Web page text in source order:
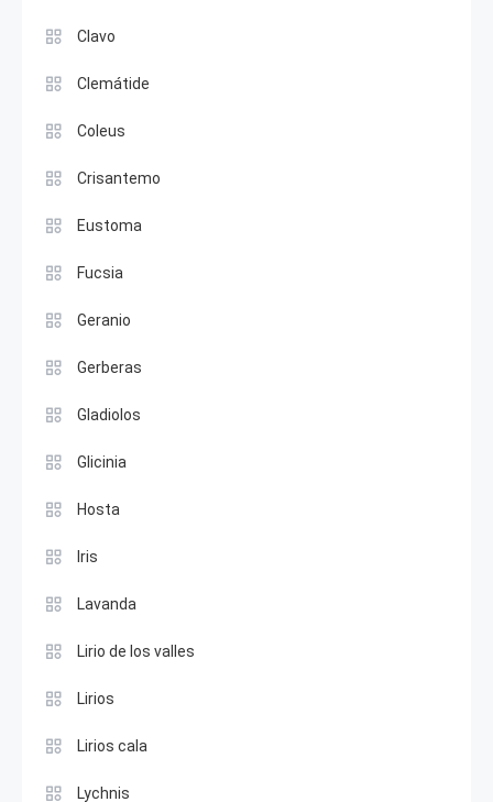
Clavo
Clemátide
Coleus
Crisantemo
Eustoma
Fucsia
Geranio
Gerberas
Gladiolos
Glicinia
Hosta
Iris
Lavanda
Lirio de los valles
Lirios
Lirios cala
Lychnis